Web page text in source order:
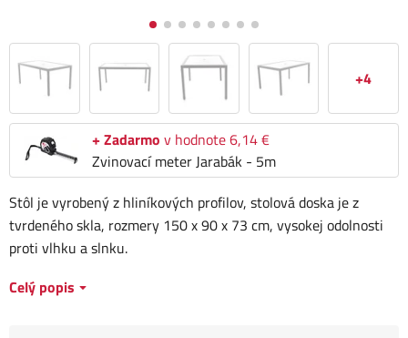
+4
+ Zadarmo v hodnote 6,14 €
Zvinovací meter Jarabák - 5m
Stôl je vyrobený z hliníkových profilov, stolová doska je z
tvrdeného skla, rozmery 150 x 90 x 73 cm, vysokej odolnosti
proti vlhku a slnku.
Celý popis